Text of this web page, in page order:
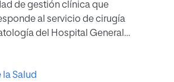
de gestión clínica que
al servicio de cirugía
del Hospital General
servicio de pequeño tamaño en un
con una especialización
la Salud